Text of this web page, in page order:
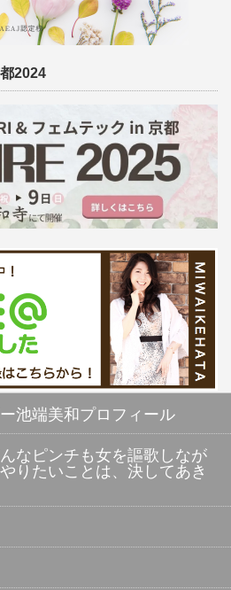
2024
池端美和プロフィール
なピンチも女を謳歌しなが
りたいことは、決してあき